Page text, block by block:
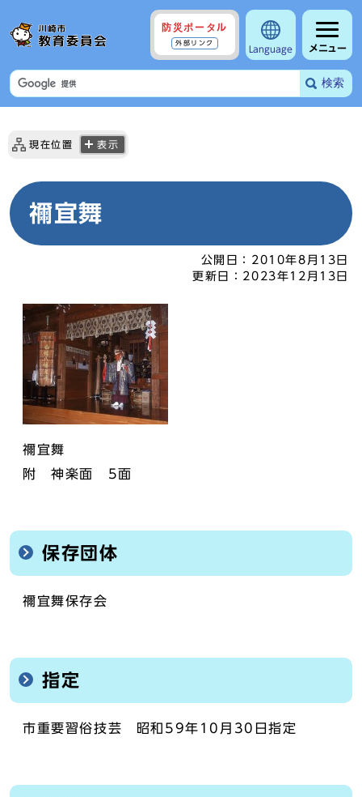
防災ポータル
外部リンク
Language メニュー
検索
現在位置 表示
禰宜舞
公開日： 2010年8月13日
更新日： 2023年12月13日
禰宜舞
附 神楽面 5面
保存団体
禰宜舞保存会
指定
市重要習俗技芸 昭和59年10月30日指定